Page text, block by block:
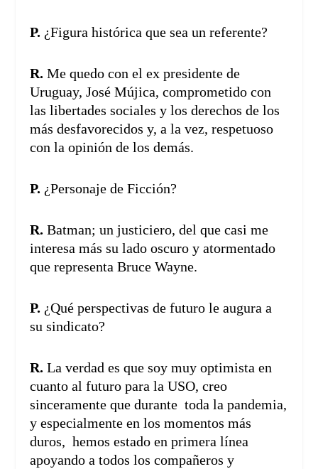
P. ¿Figura histórica que sea un referente?
R. Me quedo con el ex presidente de
Uruguay, José Mújica, comprometido con
las libertades sociales y los derechos de los
más desfavorecidos y, a la vez, respetuoso
con la opinión de los demás.
P. ¿Personaje de Ficción?
R. Batman; un justiciero, del que casi me
interesa más su lado oscuro y atormentado
que representa Bruce Wayne.
P. ¿Qué perspectivas de futuro le augura a
su sindicato?
R.La verdad es que soy muy optimista en
cuanto al futuro para la USO, creo
sinceramente que durante toda la pandemia,
y especialmente en los momentos más
duros, hemos estado en primera línea
apoyando a todos los compañeros y